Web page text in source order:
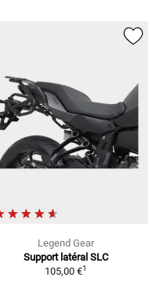
Legend Gear
Support latéral SLC
105,00 €1